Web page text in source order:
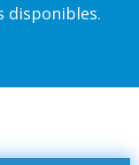
disponibles.